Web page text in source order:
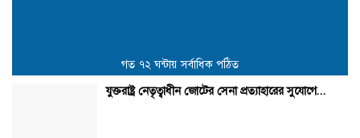
গত ৭২ ঘন্টায় সর্বাধিক পঠিত
যুক্তরাষ্ট্র নেতৃত্বাধীন জোটের সেনা প্রত্যাহারের সুযোগে...